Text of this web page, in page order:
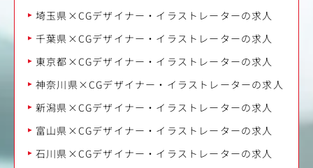
埼玉県×CGデザイナー・イラストレーターの求人
千葉県×CGデザイナー・イラストレーターの求人
東京都×CGデザイナー・イラストレーターの求人
神奈川県×CGデザイナー・イラストレーターの求人
新潟県×CGデザイナー・イラストレーターの求人
富山県×CGデザイナー・イラストレーターの求人
石川県×CGデザイナー・イラストレーターの求人